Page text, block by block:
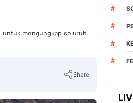
untuk mengungkap seluruh
Share
#
#
#
#